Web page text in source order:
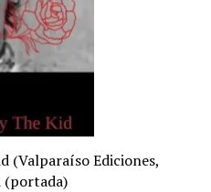
(Valparaíso Ediciones,
(portada)